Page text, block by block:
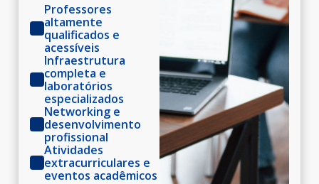
Professores
altamente
qualificados e
acessíveis
Infraestrutura
completa e
laboratórios
especializados
Networking e
desenvolvimento
profissional
Atividades
extracurriculares e
eventos acadêmicos